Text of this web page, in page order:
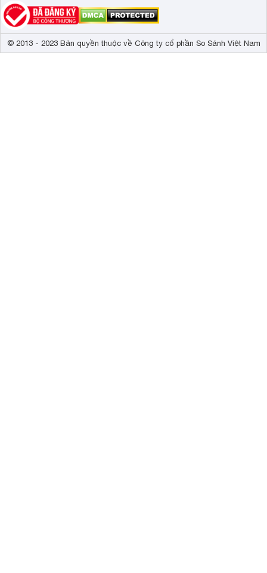
© 2013 - 2023 Bản quyền thuộc về Công ty cổ phần So Sánh Việt Nam